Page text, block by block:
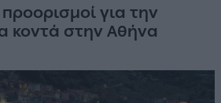
προορισμοί για την
κοντά στην Αθήνα